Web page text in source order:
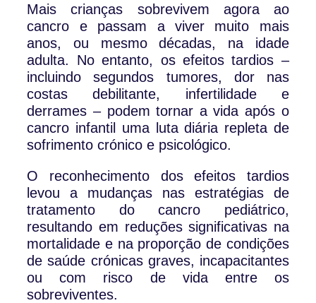
Mais crianças sobrevivem agora ao
cancro e passam a viver muito mais
anos, ou mesmo décadas, na idade
adulta. No entanto, os efeitos tardios –
incluindo segundos tumores, dor nas
costas debilitante, infertilidade e
derrames – podem tornar a vida após o
cancro infantil uma luta diária repleta de
sofrimento crónico e psicológico.
O reconhecimento dos efeitos tardios
levou a mudanças nas estratégias de
tratamento do cancro pediátrico,
resultando em reduções significativas na
mortalidade e na proporção de condições
de saúde crónicas graves, incapacitantes
ou com risco de vida entre os
sobreviventes.